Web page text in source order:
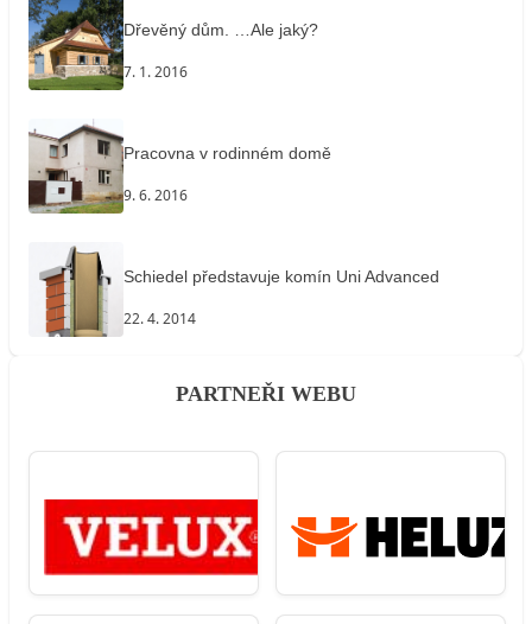
Dřevěný dům. …Ale jaký?
7. 1. 2016
Pracovna v rodinném domě
9. 6. 2016
Schiedel představuje komín Uni Advanced
22. 4. 2014
PARTNEŘI WEBU